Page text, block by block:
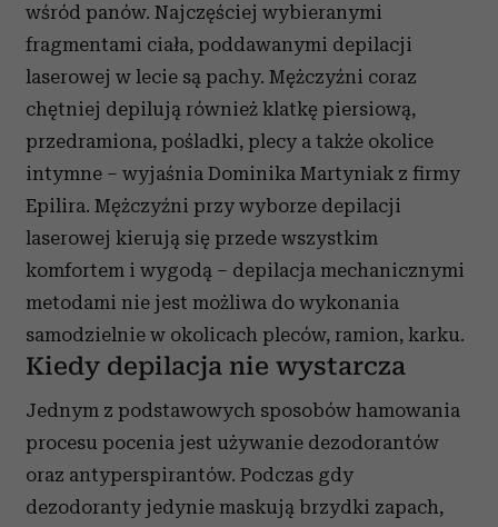
wśród panów. Najczęściej wybieranymi
fragmentami ciała, poddawanymi depilacji
laserowej w lecie są pachy. Mężczyźni coraz
chętniej depilują również klatkę piersiową,
przedramiona, pośladki, plecy a także okolice
intymne – wyjaśnia Dominika Martyniak z firmy
Epilira. Mężczyźni przy wyborze depilacji
laserowej kierują się przede wszystkim
komfortem i wygodą – depilacja mechanicznymi
metodami nie jest możliwa do wykonania
samodzielnie w okolicach pleców, ramion, karku.
Kiedy depilacja nie wystarcza
Jednym z podstawowych sposobów hamowania
procesu pocenia jest używanie dezodorantów
oraz antyperspirantów. Podczas gdy
dezodoranty jedynie maskują brzydki zapach,